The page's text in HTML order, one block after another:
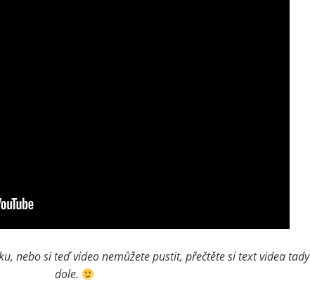
nebo si teď video nemůžete pustit, přečtěte si text videa tady
dole.